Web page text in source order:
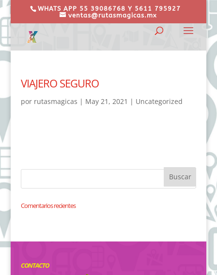
WHATS APP 55 39086768 Y 5611 795927
ventas@rutasmagicas.mx
VIAJERO SEGURO
por rutasmagicas | May 21, 2021 | Uncategorized
Comentarios recientes
CONTACTO